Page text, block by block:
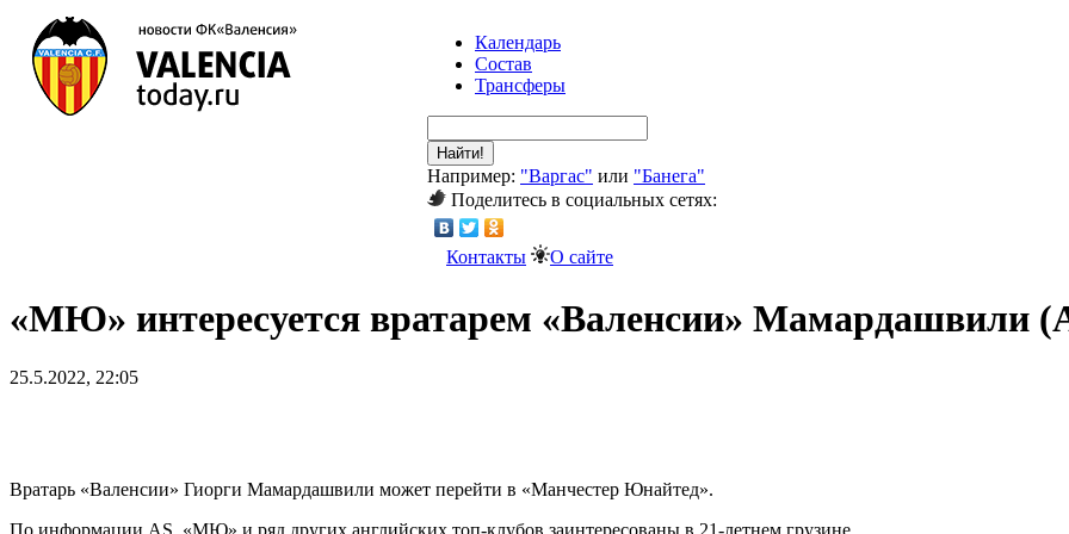
Календарь
Состав
Трансферы
Найти!
Например: "Варгас" или "Банега"
Поделитесь в социальных сетях:
Контакты О сайте
«МЮ» интересуется вратарем «Валенсии» Мамардашвили
25.5.2022, 22:05
Вратарь «Валенсии» Гиорги Мамардашвили может перейти в «Манчестер Юнайтед».
По информации AS, «МЮ» и ряд других английских топ-клубов заинтересованы в 21-летнем грузине.